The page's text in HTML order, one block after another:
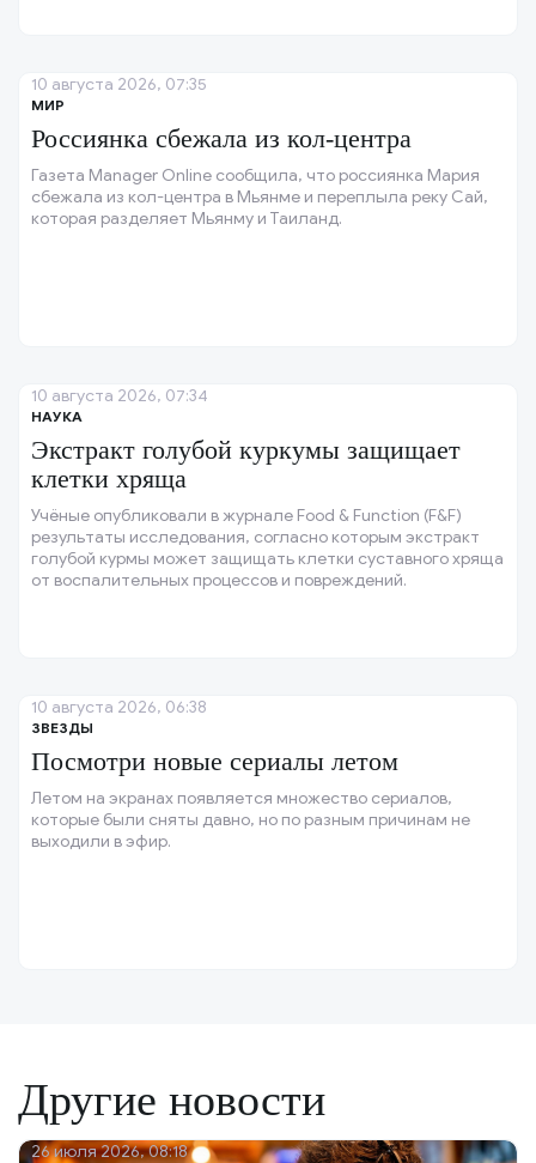
МИР
Россиянка сбежала из кол-центра
Газета Manager Online сообщила, что россиянка Мария
сбежала из кол-центра в Мьянме и переплыла реку Сай,
которая разделяет Мьянму и Таиланд.
10 августа 2026, 07:35
НАУКА
Экстракт голубой куркумы защищает
клетки хряща
Учёные опубликовали в журнале Food & Function (F&F)
результаты исследования, согласно которым экстракт
голубой курмы может защищать клетки суставного хряща
от воспалительных процессов и повреждений.
10 августа 2026, 07:34
ЗВЕЗДЫ
Посмотри новые сериалы летом
Летом на экранах появляется множество сериалов,
которые были сняты давно, но по разным причинам не
выходили в эфир.
10 августа 2026, 06:38
Другие новости
26 июля 2026, 08:18